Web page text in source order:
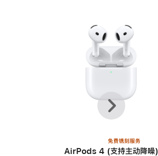
免费镌刻服务
AirPods 4 (支持主动降噪)
一
个
一
个